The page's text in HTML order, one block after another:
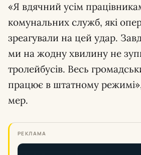
«Я вдячний усім
комунальних служб, які
зреагували на цей удар.
ми на жодну хвилину не
тролейбусів. Весь
працює в штатному
мер.
РЕКЛАМА